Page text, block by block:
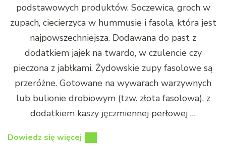
podstawowych produktów. Soczewica, groch w
zupach, ciecierzyca w hummusie i fasola, która jest
najpowszechniejsza. Dodawana do past z
dodatkiem jajek na twardo, w czulencie czy
pieczona z jabłkami. Żydowskie zupy fasolowe są
przeróżne. Gotowane na wywarach warzywnych
lub bulionie drobiowym (tzw. złota fasolowa), z
dodatkiem kaszy jęczmiennej perłowej …
Dowiedz się więcej